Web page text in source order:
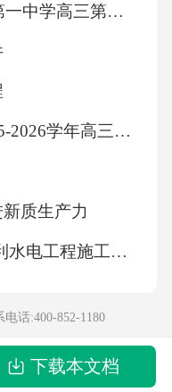
2025届贵州省盘州市第一中学高三第五次模拟考试生物试卷含解析
浙江省名校协作体2025-2026学年高三上学期返校适应性考试历史试题（1月卷）-1
质生产力
DB13∕T 5542-2022 水利水电工程施工组织设计编制指南
电话:400-852-1180
下载本文档